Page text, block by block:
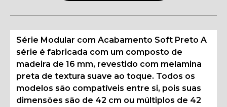
Série Modular com Acabamento Soft Preto A
série é fabricada com um composto de
madeira de 16 mm, revestido com melamina
preta de textura suave ao toque. Todos os
modelos são compatíveis entre si, pois suas
dimensões são de 42 cm ou múltiplos de 42